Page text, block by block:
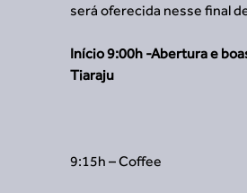
será oferecida nesse final
Início 9:00h -Abertura e
Tiaraju
9:15h – Coffee